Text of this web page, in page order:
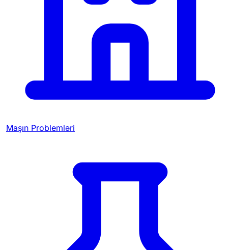
Maşın Problemləri